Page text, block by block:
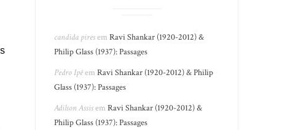
candida piresemRavi Shankar (1920-2012) &
Philip Glass (1937): Passages
Pedro IpêemRavi Shankar (1920-2012) & Philip
Glass (1937): Passages
Adilson AssisemRavi Shankar (1920-2012) &
Philip Glass (1937): Passages